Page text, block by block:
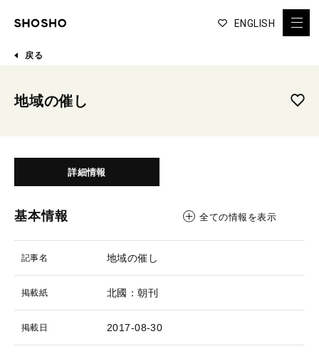
ENGLISH
戻る
地域の催し
詳細情報
基本情報 全ての情報を表示
記事名 地域の催し
掲載紙 北國：朝刊
掲載日 2017-08-30